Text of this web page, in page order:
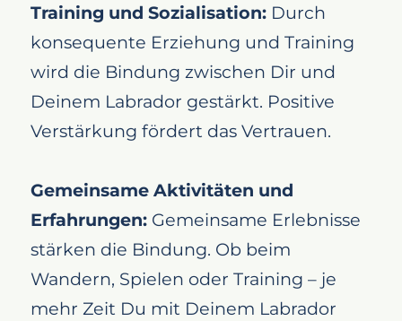
Training und Sozialisation: Durch
konsequente Erziehung und Training
wird die Bindung zwischen Dir und
Deinem Labrador gestärkt. Positive
Verstärkung fördert das Vertrauen.
Gemeinsame Aktivitäten und
Erfahrungen: Gemeinsame Erlebnisse
stärken die Bindung. Ob beim
Wandern, Spielen oder Training – je
mehr Zeit Du mit Deinem Labrador